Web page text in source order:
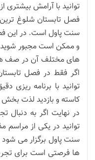
توانید با آرامش بیشتری
فصل تابستان شلوغ ترین
سنت پاول است. در این
و ممکن است مجبور شوید
های مختلف آن در صف
اگر فقط در فصل
توانید با برنامه ریزی
کاسته و بازدید لذت
در نهایت اگر به
توانید در یکی از
سنت پاول برگزار می
ها فرصتی است برای